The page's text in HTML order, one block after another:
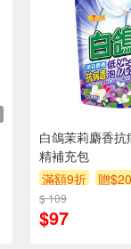
白鴿茉莉麝香
精補充包
滿額9折
贈
$ 109
$97